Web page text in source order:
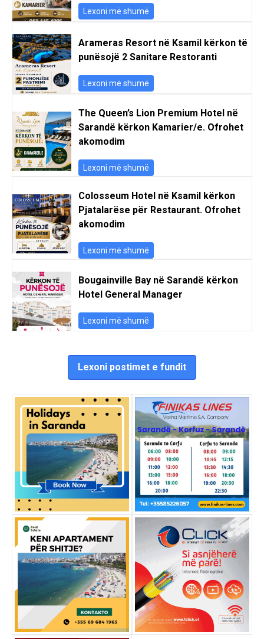
Lexoni më shumë
Arameras Resort në Ksamil kërkon të
punësojë 2 Sanitare Restoranti
Lexoni më shumë
The Queen’s Lion Premium Hotel në
Sarandë kërkon Kamarier/e. Ofrohet
akomodim
Lexoni më shumë
Colosseum Hotel në Ksamil kërkon
Pjatalarëse për Restaurant. Ofrohet
akomodim
Lexoni më shumë
Bougainville Bay në Sarandë kërkon
Hotel General Manager
Lexoni më shumë
Lexoni postimet e fundit